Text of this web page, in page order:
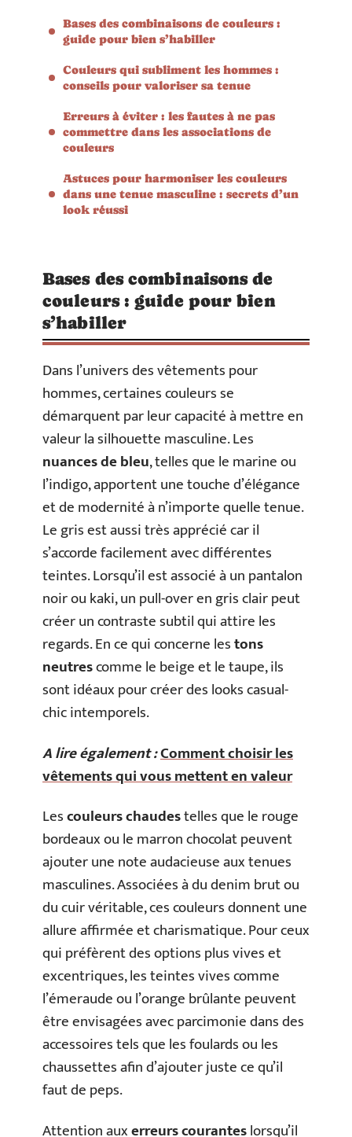
Bases des combinaisons de couleurs :
guide pour bien s’habiller
Couleurs qui subliment les hommes :
conseils pour valoriser sa tenue
Erreurs à éviter : les fautes à ne pas
commettre dans les associations de
couleurs
Astuces pour harmoniser les couleurs
dans une tenue masculine : secrets d’un
look réussi
Bases des combinaisons de
couleurs : guide pour bien
s’habiller
Dans l’univers des vêtements pour
hommes, certaines couleurs se
démarquent par leur capacité à mettre en
valeur la silhouette masculine. Les
nuances de bleu, telles que le marine ou
l’indigo, apportent une touche d’élégance
et de modernité à n’importe quelle tenue.
Le gris est aussi très apprécié car il
s’accorde facilement avec différentes
teintes. Lorsqu’il est associé à un pantalon
noir ou kaki, un pull-over en gris clair peut
créer un contraste subtil qui attire les
regards. En ce qui concerne lestons
neutrescomme le beige et le taupe, ils
sont idéaux pour créer des looks casual-
chic intemporels.
A lire également :Comment choisir les
vêtements qui vous mettent en valeur
Lescouleurs chaudestelles que le rouge
bordeaux ou le marron chocolat peuvent
ajouter une note audacieuse aux tenues
masculines. Associées à du denim brut ou
du cuir véritable, ces couleurs donnent une
allure affirmée et charismatique. Pour ceux
qui préfèrent des options plus vives et
excentriques, les teintes vives comme
l’émeraude ou l’orange brûlante peuvent
être envisagées avec parcimonie dans des
accessoires tels que les foulards ou les
chaussettes afin d’ajouter juste ce qu’il
faut de peps.
Attention auxerreurs couranteslorsqu’il